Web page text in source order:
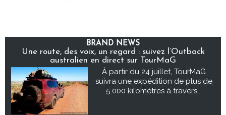
BRAND NEWS
Une route, des voix, un regard : suivez l’Outback
australien en direct sur TourMaG
À partir du 24 juillet, TourMaG
suivra une expédition de plus de
5 000 kilomètres à travers...